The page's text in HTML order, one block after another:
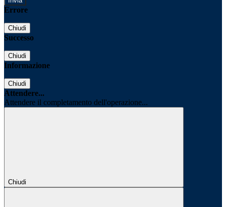
Errore
Chiudi
Successo
Chiudi
Informazione
Chiudi
Attendere...
Attendere il completamento dell'operazione...
Chiudi